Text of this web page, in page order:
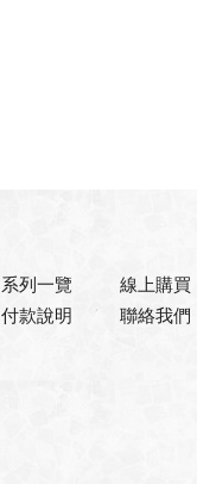
系列一覽 線上購買
付款說明 聯絡我們